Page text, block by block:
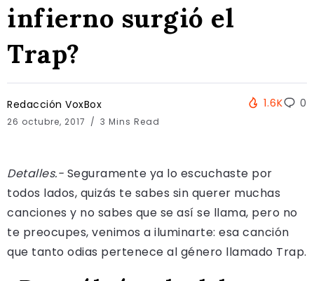
infierno surgió el
Trap?
Redacción VoxBox
26 octubre, 2017 3 Mins Read
1.6K 0
Detalles.- Seguramente ya lo escuchaste por
todos lados, quizás te sabes sin querer muchas
canciones y no sabes que se así se llama, pero no
te preocupes, venimos a iluminarte: esa canción
que tanto odias pertenece al género llamado Trap.